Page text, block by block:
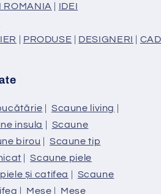
ROMANIA | IDEI
| PRODUSE | DESIGNERI |
| Scaune living |
insula | Scaune
birou | Scaune tip
|Scaune piele
și catifea | Scaune
| Mese | Mese